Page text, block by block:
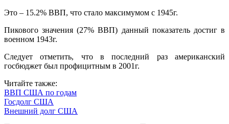
Это – 15.2% ВВП, что стало максимумом с 1945г.
Пикового значения (27% ВВП) данный показатель достиг в
военном 1943г.
Следует отметить, что в последний раз американский
госбюджет был профицитным в 2001г.
Читайте также:
ВВП США по годам
Госдолг США
Внешний долг США